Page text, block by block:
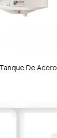
De Acero